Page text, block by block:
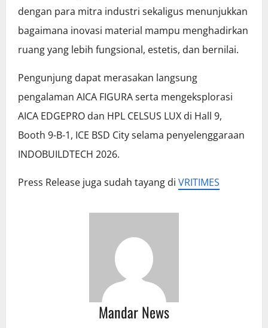
dengan para mitra industri sekaligus menunjukkan
bagaimana inovasi material mampu menghadirkan
ruang yang lebih fungsional, estetis, dan bernilai.
Pengunjung dapat merasakan langsung
pengalaman AICA FIGURA serta mengeksplorasi
AICA EDGEPRO dan HPL CELSUS LUX di Hall 9,
Booth 9-B-1, ICE BSD City selama penyelenggaraan
INDOBUILDTECH 2026.
Press Release juga sudah tayang di VRITIMES
Mandar News